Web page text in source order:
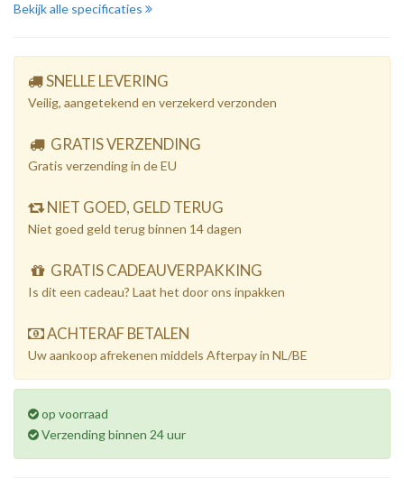
Bekijk alle specificaties
SNELLE LEVERING
Veilig, aangetekend en verzekerd verzonden
GRATIS VERZENDING
Gratis verzending in de EU
NIET GOED, GELD TERUG
Niet goed geld terug binnen 14 dagen
GRATIS CADEAUVERPAKKING
Is dit een cadeau? Laat het door ons inpakken
ACHTERAF BETALEN
Uw aankoop afrekenen middels Afterpay in NL/BE
op voorraad
Verzending binnen 24 uur